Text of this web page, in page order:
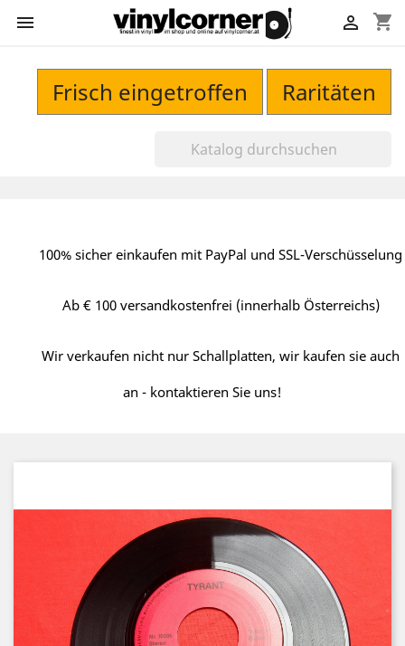
 shopping_cart

Frisch eingetroffen Raritäten
100% sicher einkaufen mit PayPal und SSL-Verschüsselung
Ab € 100 versandkostenfrei (innerhalb Österreichs)
Wir verkaufen nicht nur Schallplatten, wir kaufen sie auch
an - kontaktieren Sie uns!